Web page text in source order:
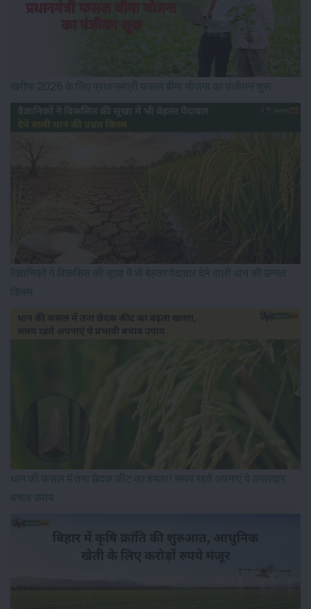
खरीफ 2026 के लिए प्रधानमंत्री फसल बीमा योजना का पंजीयन शुरू
वैज्ञानिकों ने विकसित की सूखा में भी बेहतर पैदावार देने वाली धान की उन्नत
किस्म
धान की फसल में तना छेदक कीट का हमला! समय रहते अपनाएं ये असरदार
बचाव उपाय